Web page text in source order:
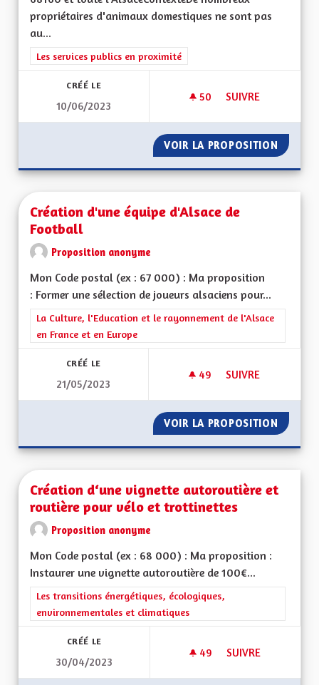
propriétaires d'animaux domestiques ne sont pas
au...
Filtrer les résultats de la catégorie : Les services publics en
Les services publics en proximité
CRÉÉ LE
10/06/2023
50 50 ABONNÉS
SUIVRE
VOIR LA PROPOSITION
Création d'une équipe d'Alsace de
Football
Proposition anonyme
Mon Code postal (ex : 67 000) : Ma proposition
: Former une sélection de joueurs alsaciens pour...
Filtrer les résultats de la catégorie : La Culture, l'Education et
La Culture, l'Education et le rayonnement de l'Alsace
en France et en Europe
CRÉÉ LE
21/05/2023
49 49 ABONNÉS
SUIVRE
VOIR LA PROPOSITION
Création d‘une vignette autoroutière et
routière pour vélo et trottinettes
Proposition anonyme
Mon Code postal (ex : 68 000) : Ma proposition :
Instaurer une vignette autoroutière de 100€...
Filtrer les résultats de la catégorie : Les transitions
Les transitions énergétiques, écologiques,
environnementales et climatiques
CRÉÉ LE
30/04/2023
49 49 ABONNÉS
SUIVRE